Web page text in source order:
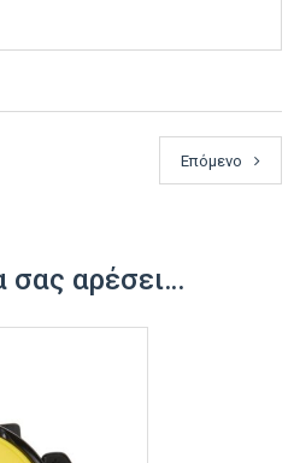
Επόμενο
σας αρέσει…